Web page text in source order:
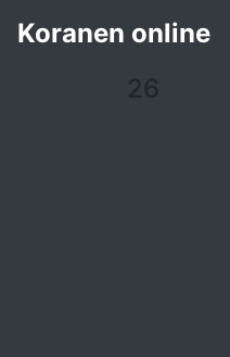
Koranen online
Koran
26